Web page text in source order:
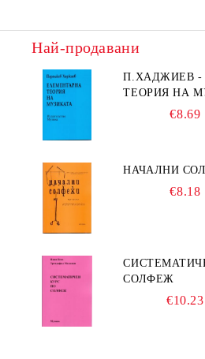
Най-продавани
П.ХАДЖИЕВ -
ТЕОРИЯ НА
€8.69
НАЧАЛНИ
€8.18
СОЛФЕЖ
€10.23